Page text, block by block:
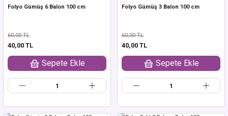
Folyo Gümüş 6 Balon 100 cm
60,00 TL
40,00 TL
Sepete Ekle
Folyo Gümüş 3 Balon 100 cm
60,00 TL
40,00 TL
Sepete Ekle